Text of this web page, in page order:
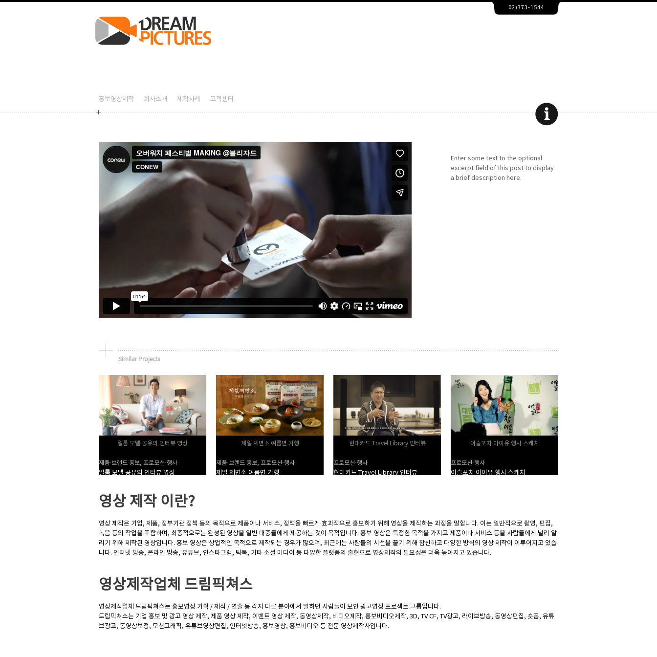
오버워치 페스티벌 행사 스케치,홍보영상제작,홍보영상제작업체,기업홍보영상제작,제품홍보영상제작,3D,TV CF,TV광고,라이브방송,동영상편집,숏폼,유튜브광고,동영상보정,모션그래픽,유튜브영상편집,인터넷방송,동영상제작,이벤트영상제작,광고영
오버워치 페스티벌 행사 스케치
02)373-1544
홍보영상제작 회사소개 제작사례 고객센터
Enter some text to the optional
excerpt field of this post to display
a brief description here.
Similar Projects
일룸 모델 공유의 인터뷰 영상
제품·브랜드 홍보, 프로모션·행사
일룸 모델 공유의 인터뷰 영상
제일 제면소 여름면 기행
제품·브랜드 홍보, 프로모션·행사
제일 제면소 여름면 기행
현대카드 Travel Library 인터뷰
프로모션·행사
현대카드 Travel Library 인터뷰
이슬포차 아이유 행사 스케치
프로모션·행사
이슬포차 아이유 행사 스케치
영상 제작 이란?
영상 제작은 기업, 제품, 정부기관 정책 등의 목적으로 제품이나 서비스, 정책을 빠르게 효과적으로 홍보하기 위해 영상을 제작하는 과정을 말합니다. 이는 일반적으로 촬영, 편집,
녹음 등의 작업을 포함하며, 최종적으로는 완성된 영상을 일반 대중들에게 제공하는 것이 목적입니다. 홍보 영상은 특정한 목적을 가지고 제품이나 서비스 등을 사람들에게 널리 알
리기 위해 제작된 영상입니다. 홍보 영상은 상업적인 목적으로 제작되는 경우가 많으며, 최근에는 사람들의 시선을 끌기 위해 참신하고 다양한 방식의 영상 제작이 이루어지고 있습
니다. 인터넷 방송, 온라인 방송, 유튜브, 인스타그램, 틱톡, 기타 소셜 미디어 등 다양한 플랫폼의 출현으로 영상제작의 필요성은 더욱 높아지고 있습니다.
영상제작업체 드림픽쳐스
영상제작업체 드림픽쳐스는 홍보영상 기획 / 제작 / 연출 등 각자 다른 분야에서 일하던 사람들이 모인 광고영상 프로젝트 그룹입니다.
드림픽쳐스는 기업 홍보 및 광고 영상 제작, 제품 영상 제작, 이벤트 영상 제작, 동영상제작, 비디오제작, 홍보비디오제작, 3D, TV CF, TV광고, 라이브방송, 동영상편집, 숏폼, 유튜
브광고, 동영상보정, 모션그래픽, 유튜브영상편집, 인터넷방송, 홍보영상, 홍보비디오 등 전문 영상제작사입니다.